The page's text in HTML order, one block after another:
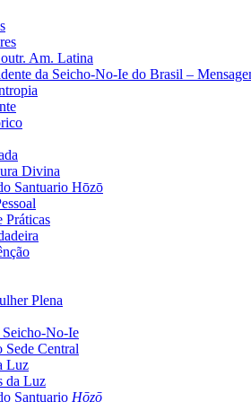
Am. Latina
da Seicho-No-Ie do Brasil –
Divina
Santuario Hōzō
Práticas
Plena
No-Ie
Sede Central
Luz
da Luz
Santuario Hōzō